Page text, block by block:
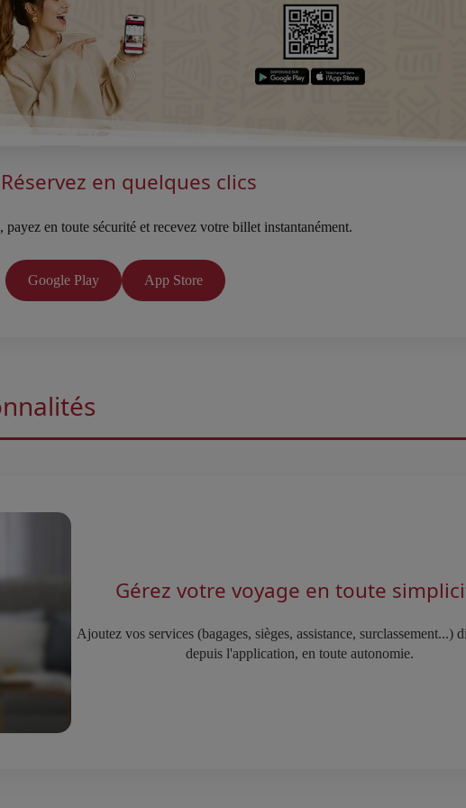
Réservez en quelques clics
en toute sécurité et recevez votre billet instantanément.
Google Play App Store
Gérez votre voyage en toute
Ajoutez vos services (bagages, sièges, assistance, surclassement...)
depuis l'application, en toute autonomie.